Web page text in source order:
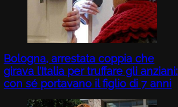
Bologna, arrestata coppia che
girava l’Italia per truffare gli anziani:
con sé portavano il figlio di 7 anni